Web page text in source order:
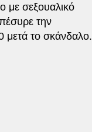
με σεξουαλικό
την
μετά το σκάνδαλο.